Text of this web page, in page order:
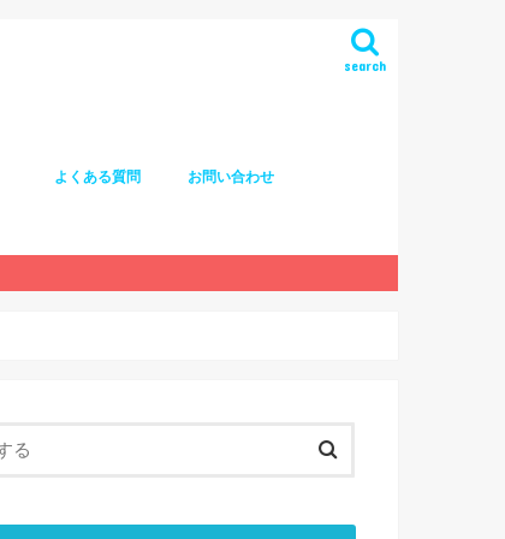
search
よくある質問 お問い合わせ